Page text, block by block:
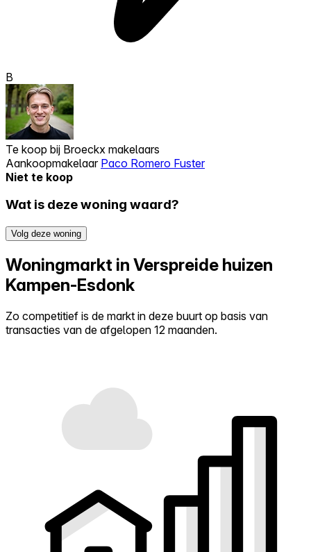
B
Te koop bij Broeckx makelaars
Aankoopmakelaar Paco Romero Fuster
Niet te koop
Wat is deze woning waard?
Volg deze woning
Woningmarkt in Verspreide huizen
Kampen-Esdonk
Zo competitief is de markt in deze buurt op basis van
transacties van de afgelopen 12 maanden.